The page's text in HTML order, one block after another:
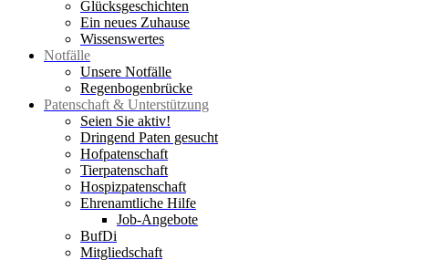
Glücksgeschichten
Ein neues Zuhause
Wissenswertes
Notfälle
Unsere Notfälle
Regenbogenbrücke
Patenschaft & Unterstützung
Seien Sie aktiv!
Dringend Paten gesucht
Hofpatenschaft
Tierpatenschaft
Hospizpatenschaft
Ehrenamtliche Hilfe
Job-Angebote
BufDi
Mitgliedschaft